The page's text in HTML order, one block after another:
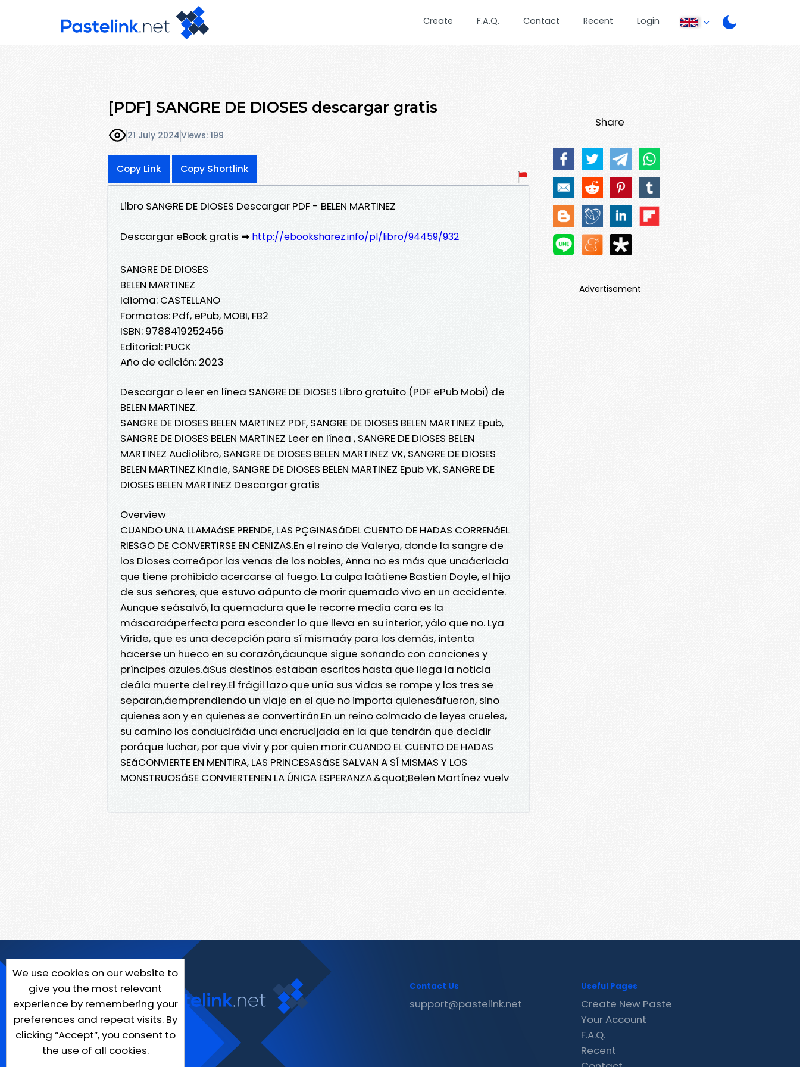
Create F.A.Q. Contact Recent Login
[PDF] SANGRE DE DIOSES descargar gratis
21 July 2024Views: 199
Copy Link Copy Shortlink
Libro SANGRE DE DIOSES Descargar PDF - BELEN MARTINEZ
Descargar eBook gratis ➡ http://ebooksharez.info/pl/libro/94459/932
SANGRE DE DIOSES
BELEN MARTINEZ
Idioma: CASTELLANO
Formatos: Pdf, ePub, MOBI, FB2
ISBN: 9788419252456
Editorial: PUCK
Año de edición: 2023
Descargar o leer en línea SANGRE DE DIOSES Libro gratuito (PDF ePub Mobi) de
BELEN MARTINEZ.
SANGRE DE DIOSES BELEN MARTINEZ PDF, SANGRE DE DIOSES BELEN MARTINEZ Epub,
SANGRE DE DIOSES BELEN MARTINEZ Leer en línea , SANGRE DE DIOSES BELEN
MARTINEZ Audiolibro, SANGRE DE DIOSES BELEN MARTINEZ VK, SANGRE DE DIOSES
BELEN MARTINEZ Kindle, SANGRE DE DIOSES BELEN MARTINEZ Epub VK, SANGRE DE
DIOSES BELEN MARTINEZ Descargar gratis
Overview
CUANDO UNA LLAMAáSE PRENDE, LAS PÇGINASáDEL CUENTO DE HADAS CORRENáEL
RIESGO DE CONVERTIRSE EN CENIZAS.En el reino de Valerya, donde la sangre de
los Dioses correápor las venas de los nobles, Anna no es más que unaácriada
que tiene prohibido acercarse al fuego. La culpa laátiene Bastien Doyle, el hijo
de sus señores, que estuvo aápunto de morir quemado vivo en un accidente.
Aunque seásalvó, la quemadura que le recorre media cara es la
máscaraáperfecta para esconder lo que lleva en su interior, yálo que no. Lya
Viride, que es una decepción para sí mismaáy para los demás, intenta
hacerse un hueco en su corazón,áaunque sigue soñando con canciones y
príncipes azules.áSus destinos estaban escritos hasta que llega la noticia
deála muerte del rey.El frágil lazo que unía sus vidas se rompe y los tres se
separan,áemprendiendo un viaje en el que no importa quienesáfueron, sino
quienes son y en quienes se convertirán.En un reino colmado de leyes crueles,
su camino los conducirááa una encrucijada en la que tendrán que decidir
poráque luchar, por que vivir y por quien morir.CUANDO EL CUENTO DE HADAS
SEáCONVIERTE EN MENTIRA, LAS PRINCESASáSE SALVAN A SÍ MISMAS Y LOS
MONSTRUOSáSE CONVIERTENEN LA ÚNICA ESPERANZA.&quot;Belen Martínez vuelv
Share
Advertisement
We use cookies on our website to
give you the most relevant
experience by remembering your
preferences and repeat visits. By
clicking “Accept”, you consent to
the use of all cookies.
Contact Us
support@pastelink.net
Useful Pages
Create New Paste
Your Account
F.A.Q.
Recent